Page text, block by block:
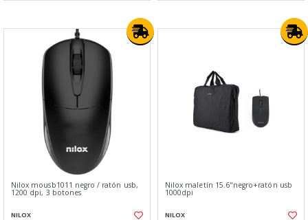
Nilox mousb1011 negro / ratón usb,
1200 dpi, 3 botones
NILOX
Nilox maletín 15.6"negro+ratón usb
1000dpi
NILOX